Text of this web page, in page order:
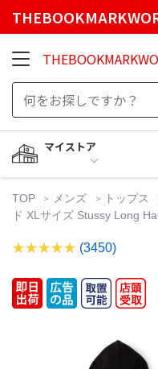
マイストア
TOP メンズ トップス
ド XLサイズ Stussy Long
(3450)